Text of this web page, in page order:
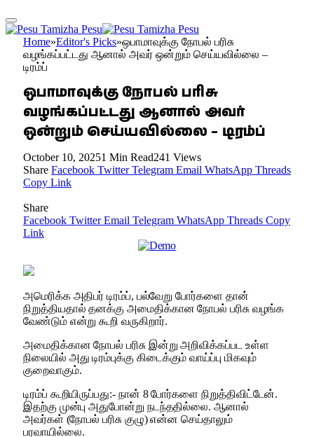
Home»Editor's Picks»ஒபாமாவுக்கு நோபல் பரிசு
வழங்கப்பட்டது ஆனால் அவர் ஒன்றும் செய்யவில்லை –
டிரம்ப்
ஒபாமாவுக்கு நோபல் பரிசு
வழங்கப்பட்டது ஆனால் அவர்
ஒன்றும் செய்யவில்லை – டிரம்ப்
October 10, 20251 Min Read241 Views
Share Facebook Twitter Telegram Email WhatsApp Threads
Copy Link
Share
Facebook Twitter Email Telegram WhatsApp Threads Copy
Link
அமெரிக்க அதிபர் டிரம்ப், பல்வேறு போர்களை தான்
நிறுத்தியதால் தனக்கு அமைதிக்கான நோபல் பரிசு வழங்க
வேண்டும் என்று கூறி வருகிறார்.
அமைதிக்கான நோபல் பரிசு இன்று அறிவிக்கப்பட உள்ள
நிலையில் அது டிரம்புக்கு கிடைக்கும் வாய்ப்பு மிகவும்
குறைவாகும்.
டிரம்ப் கூறியிருப்பது:- நான் 8 போர்களை நிறுத்திவிட்டேன்.
இதற்கு முன்பு அதுபோன்று நடந்ததில்லை. ஆனால்
அவர்கள் (நோபல் பரிசு குழு) என்ன செய்தாலும்
பரவாயில்லை.